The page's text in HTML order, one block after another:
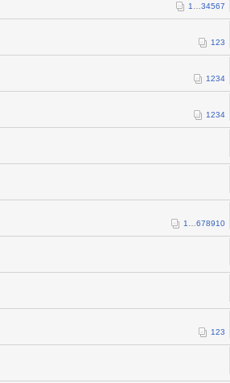
1 34567
123
1234
1234
1 678910
123